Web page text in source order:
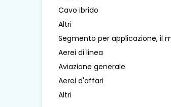
Cavo ibrido
Altri
Segmento per applicazione, il
Aerei di linea
Aviazione generale
Aerei d'affari
Altri